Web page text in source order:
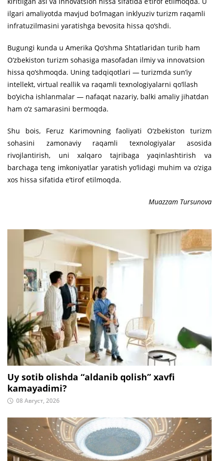
ilgari amaliyotda mavjud bo‘lmagan inklyuziv turizm raqamli
infratuzilmasini yaratishga bevosita hissa qo‘shdi.
Bugungi kunda u Amerika Qo‘shma Shtatlaridan turib ham
O‘zbekiston turizm sohasiga masofadan ilmiy va innovatsion
hissa qo‘shmoqda. Uning tadqiqotlari — turizmda sun’iy
intellekt, virtual reallik va raqamli texnologiyalarni qo‘llash
bo‘yicha ishlanmalar — nafaqat nazariy, balki amaliy jihatdan
ham o‘z samarasini bermoqda.
Shu bois, Feruz Karimovning faoliyati O‘zbekiston turizm
sohasini zamonaviy raqamli texnologiyalar asosida
rivojlantirish, uni xalqaro tajribaga yaqinlashtirish va
barchaga teng imkoniyatlar yaratish yo‘lidagi muhim va o‘ziga
xos hissa sifatida e’tirof etilmoqda.
Muazzam Tursunova
Uy sotib olishda “aldanib qolish” xavfi
kamayadimi?
08 Август, 2026